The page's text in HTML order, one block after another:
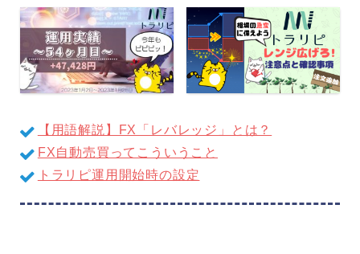
【用語解説】FX「レバレッジ」とは？
FX自動売買ってこういうこと
トラリピ運用開始時の設定